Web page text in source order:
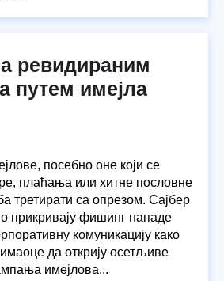
ревидираним
путем имејла
посебно оне који се
плаћања или хитне пословне
третирати са опрезом. Сајбер
прикривају фишинг нападе
комуникацију како
да открију осетљиве
имејлова...